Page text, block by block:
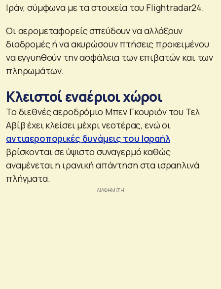
Ιράν, σύμφωνα με τα στοιχεία του Flightradar24.
Οι αερομεταφορείς σπεύδουν να αλλάξουν
διαδρομές ή να ακυρώσουν πτήσεις προκειμένου
να εγγυηθούν την ασφάλεια των επιβατών και των
πληρωμάτων.
Κλειστοί εναέριοι χώροι
Το διεθνές αεροδρόμιο Μπεν Γκουριόν του Τελ
Αβίβ έχει κλείσει μέχρι νεοτέρας, ενώ οι
αντιαεροπορικές δυνάμεις του Ισραήλ
βρίσκονται σε ύψιστο συναγερμό καθώς
αναμένεται η ιρανική απάντηση στα ισραηλινά
πλήγματα.